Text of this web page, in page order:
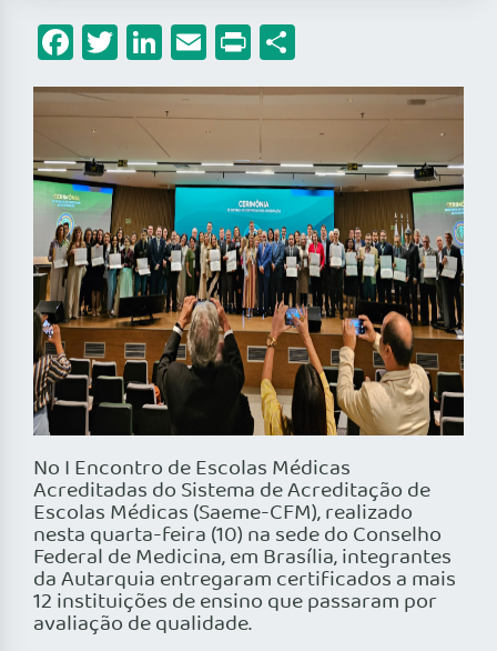
Facebook
Twitter
LinkedIn
Email
Print
No I Encontro de Escolas Médicas
Acreditadas do Sistema de Acreditação de
Escolas Médicas (Saeme-CFM), realizado
nesta quarta-feira (10) na sede do Conselho
Federal de Medicina, em Brasília, integrantes
da Autarquia entregaram certificados a mais
12 instituições de ensino que passaram por
avaliação de qualidade.